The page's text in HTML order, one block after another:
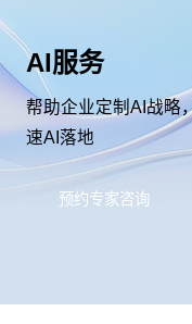
AI服务
帮助企业定制AI
速AI落地
预约专家咨询